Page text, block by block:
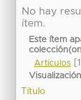
No hay
ítem.
Este ítem
Artículos
Título